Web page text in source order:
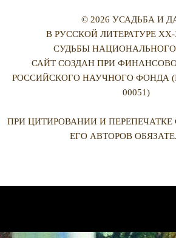
© 2026 УСАДЬБА И
В РУССКОЙ ЛИТЕРАТУРЕ
СУДЬБЫ
САЙТ СОЗДАН ПРИ
РОССИЙСКОГО НАУЧНОГО ФОНДА
00051)
ПРИ ЦИТИРОВАНИИ И
ЕГО АВТОРОВ